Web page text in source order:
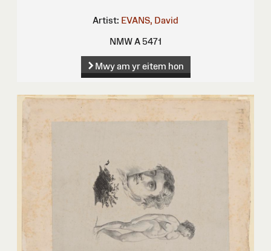
Artist: EVANS, David
NMW A 5471
Mwy am yr eitem hon